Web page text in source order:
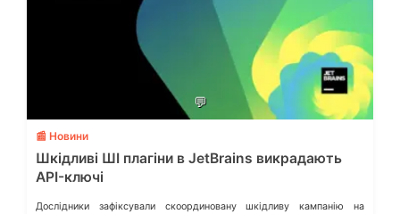
💬
📰 Новини
Шкідливі ШІ плагіни в JetBrains викрадають
API-ключі
Дослідники зафіксували скоординовану шкідливу кампанію на